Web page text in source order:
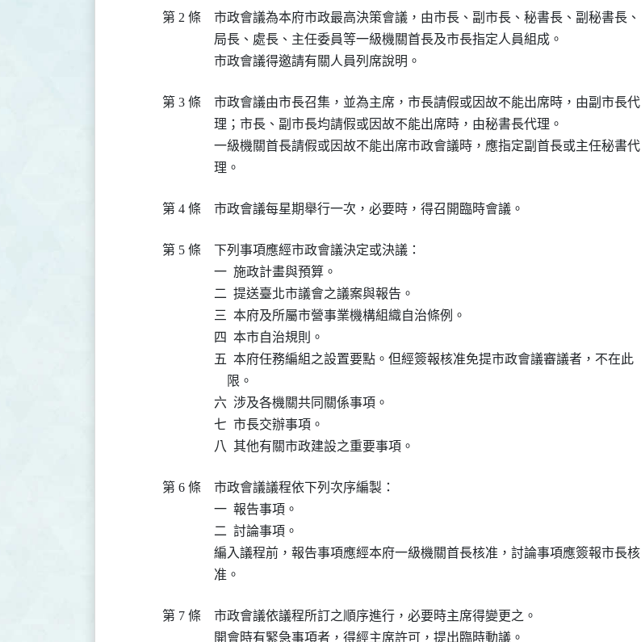
第 2 條
市政會議為本府市政最高決策會議，由市長、副市長、秘書長、副秘書長、
局長、處長、主任委員等一級機關首長及市長指定人員組成。
市政會議得邀請有關人員列席說明。
第 3 條
市政會議由市長召集，並為主席，市長請假或因故不能出席時，由副市長代
理；市長、副市長均請假或因故不能出席時，由秘書長代理。
一級機關首長請假或因故不能出席市政會議時，應指定副首長或主任秘書代
理。
第 4 條 市政會議每星期舉行一次，必要時，得召開臨時會議。
第 5 條
下列事項應經市政會議決定或決議：
一  施政計畫與預算。
二  提送臺北市議會之議案與報告。
三  本府及所屬市營事業機構組織自治條例。
四  本市自治規則。
五  本府任務編組之設置要點。但經簽報核准免提市政會議審議者，不在此
    限。
六  涉及各機關共同關係事項。
七  市長交辦事項。
八  其他有關市政建設之重要事項。
第 6 條
市政會議議程依下列次序編製：
一  報告事項。
二  討論事項。
編入議程前，報告事項應經本府一級機關首長核准，討論事項應簽報市長核
准。
第 7 條
市政會議依議程所訂之順序進行，必要時主席得變更之。
開會時有緊急事項者，得經主席許可，提出臨時動議。